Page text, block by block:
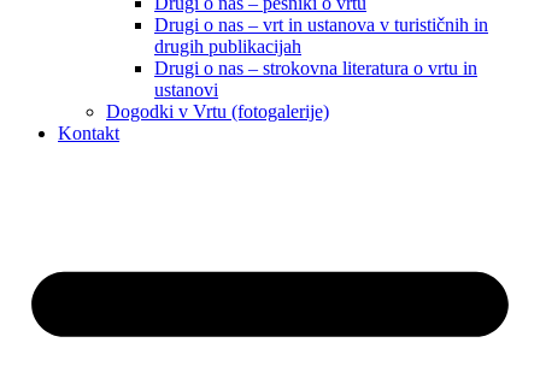
Drugi o nas – vrt in ustanova v turističnih in
drugih publikacijah
Drugi o nas – strokovna literatura o vrtu in
ustanovi
Dogodki v Vrtu (fotogalerije)
Kontakt